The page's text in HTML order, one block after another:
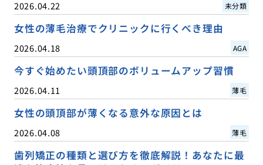
2026.04.22 未分類
女性の薄毛治療でクリニックに行くべき理由
2026.04.18 AGA
今すぐ始めたい頭頂部のボリュームアップ習慣
2026.04.11 薄毛
女性の頭頂部が薄くなる意外な原因とは
2026.04.08 薄毛
歯列矯正の種類と選び方を徹底解説！あなたに最